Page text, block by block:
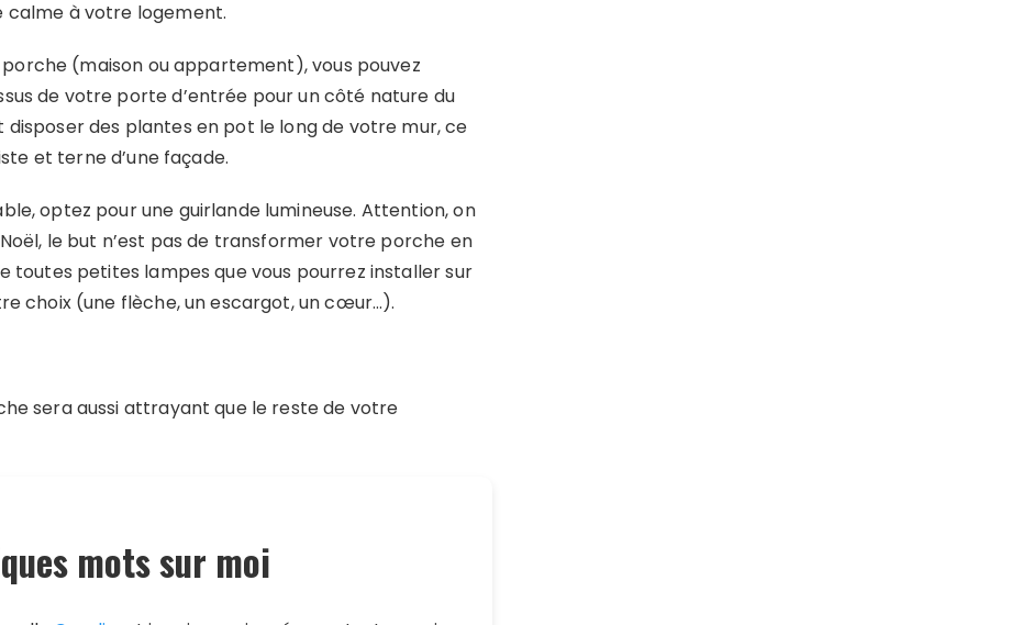
calme à votre logement.
(maison ou appartement), vous pouvez
de votre porte d’entrée pour un côté nature du
des plantes en pot le long de votre mur, ce
et terne d’une façade.
optez pour une guirlande lumineuse. Attention, on
le but n’est pas de transformer votre porche en
toutes petites lampes que vous pourrez installer sur
choix (une flèche, un escargot, un cœur…).
sera aussi attrayant que le reste de votre
mots sur moi